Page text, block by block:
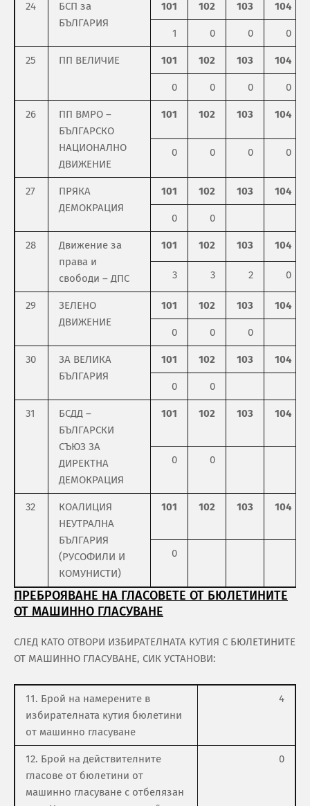
24
БСП за
БЪЛГАРИЯ
101 102 103 104
1 0 0 0
25 ПП ВЕЛИЧИЕ 101 102 103 104
0 0 0 0
26
ПП ВМРО –
БЪЛГАРСКО
НАЦИОНАЛНО
ДВИЖЕНИЕ
101 102 103 104
0 0 0 0
27
ПРЯКА
ДЕМОКРАЦИЯ
101 102 103 104
0 0
28
Движение за
права и
свободи – ДПС
101 102 103 104
3 3 2 0
29
ЗЕЛЕНО
ДВИЖЕНИЕ
101 102 103 104
0 0 0
30
ЗА ВЕЛИКА
БЪЛГАРИЯ
101 102 103 104
0 0
31
БСДД –
БЪЛГАРСКИ
СЪЮЗ ЗА
ДИРЕКТНА
ДЕМОКРАЦИЯ
101 102 103 104
0 0
32
КОАЛИЦИЯ
НЕУТРАЛНА
БЪЛГАРИЯ
(РУСОФИЛИ И
КОМУНИСТИ)
101 102 103 104
0
ПРЕБРОЯВАНЕ НА ГЛАСОВЕТЕ ОТ БЮЛЕТИНИТЕ
ОТ МАШИННО ГЛАСУВАНЕ
СЛЕД КАТО ОТВОРИ ИЗБИРАТЕЛНАТА КУТИЯ С БЮЛЕТИНИТЕ
ОТ МАШИННО ГЛАСУВАНЕ, СИК УСТАНОВИ:
11. Брой на намерените в
избирателната кутия бюлетини
от машинно гласуване
4
12. Брой на действителните
гласове от бюлетини от
машинно гласуване с отбелязан
0